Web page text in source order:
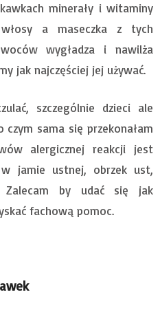
minerały i witaminy
a maseczka z tych
wygładza i nawilża
jak najczęściej jej używać.
szczególnie dzieci ale
czym sama się przekonałam
alergicznej reakcji jest
jamie ustnej, obrzek ust,
Zalecam by udać się jak
fachową pomoc.